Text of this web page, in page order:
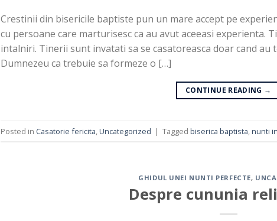
Crestinii din bisericile baptiste pun un mare accept pe
cu persoane care marturisesc ca au avut aceeasi experienta.
intalniri. Tinerii sunt invatati sa se casatoreasca doar cand
Dumnezeu ca trebuie sa formeze o […]
CONTINUE READING →
Posted in Casatorie fericita,Uncategorized | Tagged biserica baptista,nunti
GHIDUL UNEI NUNTI PERFECTE,
Despre cununia